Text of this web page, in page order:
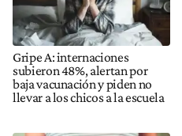
Gripe A: internaciones
subieron 48%, alertan por
baja vacunación y piden no
llevar a los chicos a la escuela